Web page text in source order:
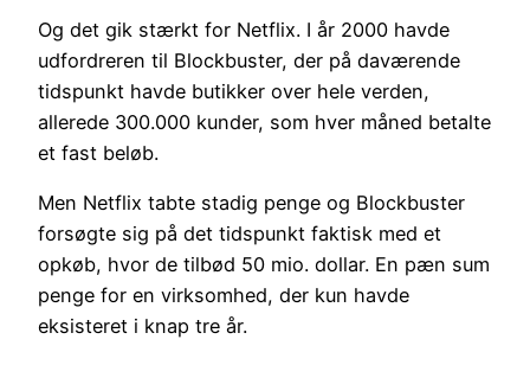
Og det gik stærkt for Netflix. I år 2000 havde
udfordreren til Blockbuster, der på daværende
tidspunkt havde butikker over hele verden,
allerede 300.000 kunder, som hver måned betalte
et fast beløb.
Men Netflix tabte stadig penge og Blockbuster
forsøgte sig på det tidspunkt faktisk med et
opkøb, hvor de tilbød 50 mio. dollar. En pæn sum
penge for en virksomhed, der kun havde
eksisteret i knap tre år.